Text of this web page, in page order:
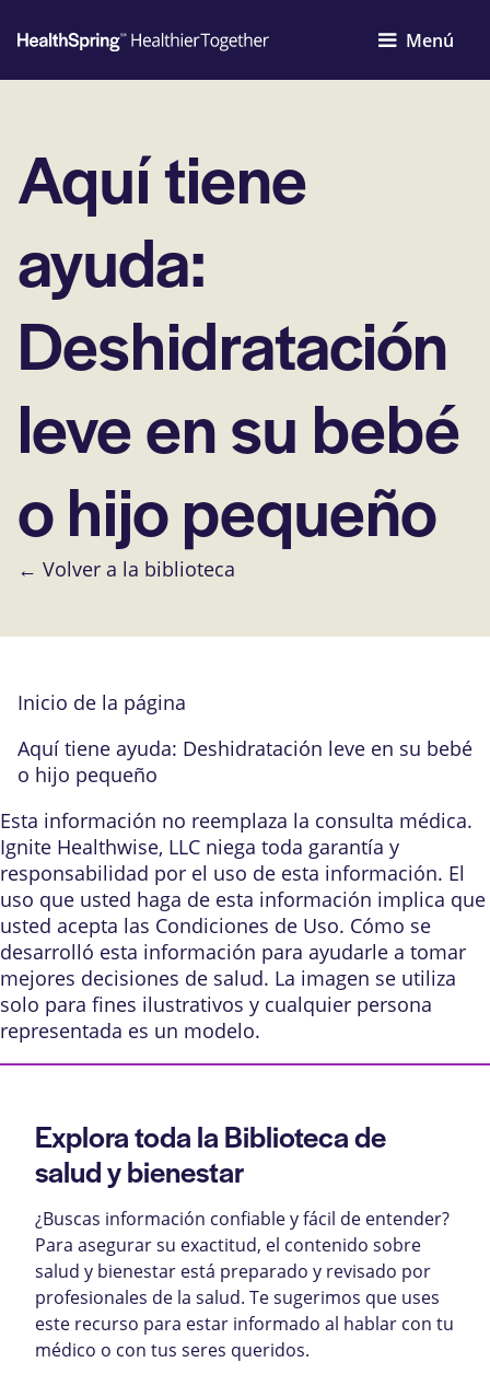
Menú
Aquí tiene
ayuda:
Deshidratación
leve en su bebé
o hijo pequeño
← Volver a la biblioteca
Inicio de la página
Aquí tiene ayuda: Deshidratación leve en su bebé
o hijo pequeño
Esta información no reemplaza la consulta médica.
Ignite Healthwise, LLC niega toda garantía y
responsabilidad por el uso de esta información. El
uso que usted haga de esta información implica que
usted acepta las Condiciones de Uso. Cómo se
desarrolló esta información para ayudarle a tomar
mejores decisiones de salud. La imagen se utiliza
solo para fines ilustrativos y cualquier persona
representada es un modelo.
Explora toda la Biblioteca de
salud y bienestar
¿Buscas información confiable y fácil de entender?
Para asegurar su exactitud, el contenido sobre
salud y bienestar está preparado y revisado por
profesionales de la salud. Te sugerimos que uses
este recurso para estar informado al hablar con tu
médico o con tus seres queridos.